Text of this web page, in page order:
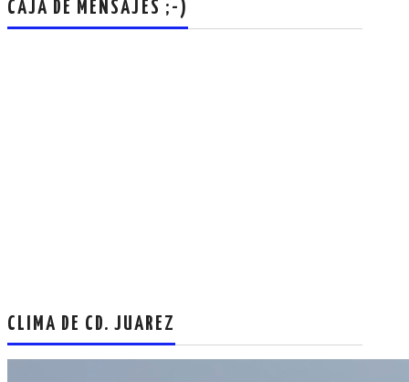
CAJA DE MENSAJES ;-)
CLIMA DE CD. JUAREZ